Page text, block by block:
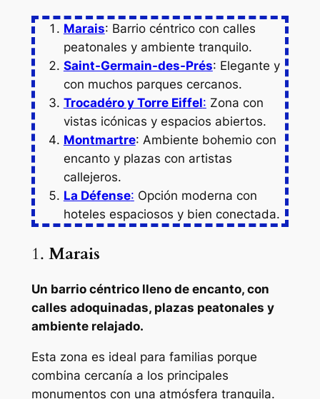
Marais: Barrio céntrico con calles
peatonales y ambiente tranquilo.
Saint-Germain-des-Prés: Elegante y
con muchos parques cercanos.
Trocadéro y Torre Eiffel: Zona con
vistas icónicas y espacios abiertos.
Montmartre: Ambiente bohemio con
encanto y plazas con artistas
callejeros.
La Défense: Opción moderna con
hoteles espaciosos y bien conectada.
1. Marais
Un barrio céntrico lleno de encanto, con
calles adoquinadas, plazas peatonales y
ambiente relajado.
Esta zona es ideal para familias porque
combina cercanía a los principales
monumentos con una atmósfera tranquila.